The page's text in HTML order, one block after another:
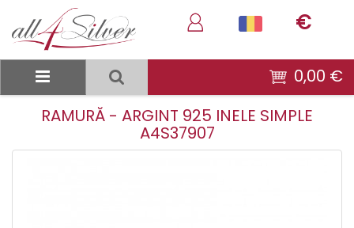
€
0,00 €
RAMURĂ - ARGINT 925 INELE SIMPLE
A4S37907